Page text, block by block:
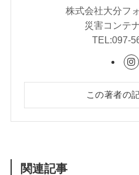
株式会社大分フ
災害コンテ
TEL:097-
この著者の
関連記事